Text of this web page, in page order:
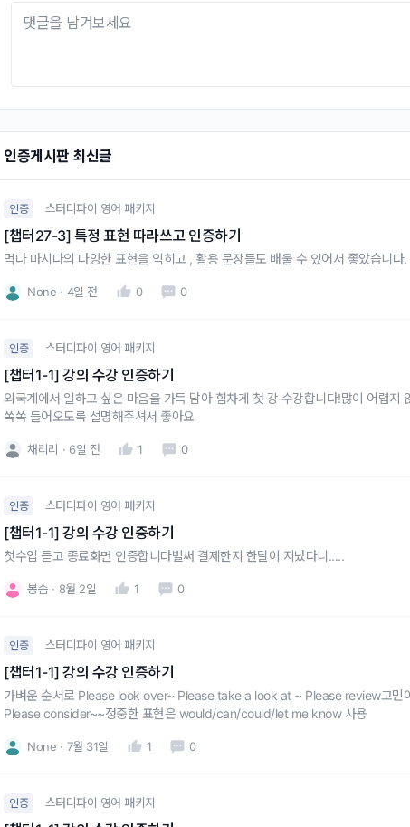
인증게시판 최신글
인증 스터디파이 영어 패키지
[챕터27-3] 특정 표현 따라쓰고 인증하기
먹다 마시다의 다양한 표현을 익히고 , 활용 문장들도 배울 수 있어서 좋았습니다.
None 4일 전 0 0
인증 스터디파이 영어 패키지
[챕터1-1] 강의 수강 인증하기
외국계에서 일하고 싶은 마음을 가득 담아 힘차게 첫 강 수강합니다!많이 어렵지
쏙쏙 들어오도록 설명해주셔서 좋아요
채리리 6일 전 1 0
인증 스터디파이 영어 패키지
[챕터1-1] 강의 수강 인증하기
첫수업 듣고 종료화면 인증합니다벌써 결제한지 한달이 지났다니.....
봉솜 8월 2일 1 0
인증 스터디파이 영어 패키지
[챕터1-1] 강의 수강 인증하기
가벼운 순서로 Please look over~ Please take a look at ~ Please review고민이나 제안에 대한 검토가 필요할 땐
Please consider~~정중한 표현은 would/can/could/let me know 사용
None 7월 31일 1 0
인증 스터디파이 영어 패키지